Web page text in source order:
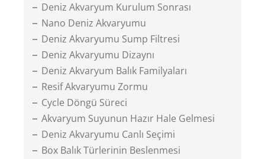
Deniz Akvaryum Kurulum Sonrası
Nano Deniz Akvaryumu
Deniz Akvaryumu Sump Filtresi
Deniz Akvaryumu Dizaynı
Deniz Akvaryum Balık Familyaları
Resif Akvaryumu Zormu
Cycle Döngü Süreci
Akvaryum Suyunun Hazır Hale Gelmesi
Deniz Akvaryumu Canlı Seçimi
Box Balık Türlerinin Beslenmesi